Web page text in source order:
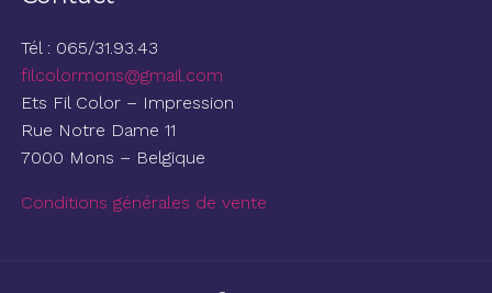
Tél : 065/31.93.43
filcolormons@gmail.com
Ets Fil Color – Impression
Rue Notre Dame 11
7000 Mons – Belgique
Conditions générales de vente